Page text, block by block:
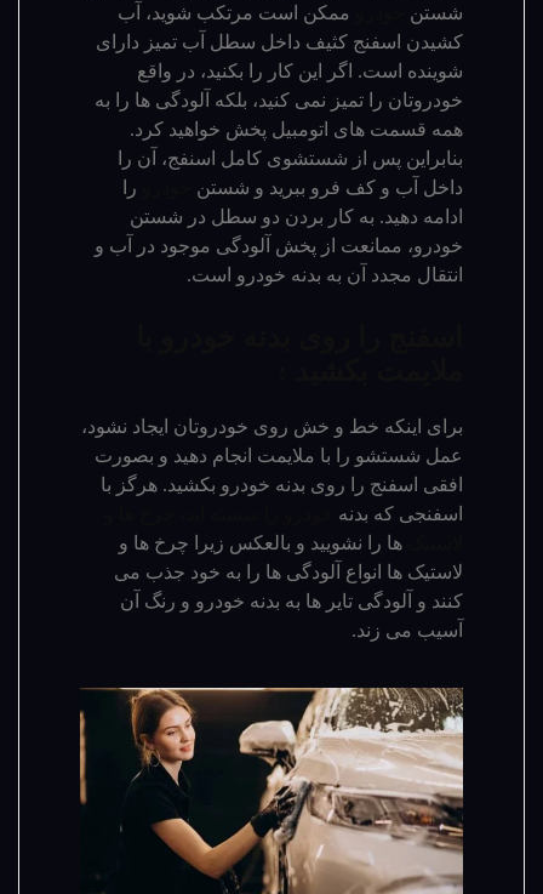
شستن
ممکن است مرتکب شوید، آب
کشیدن اسفنج کثیف داخل سطل آب تمیز دارای
شوینده است. اگر این کار را بکنید، در واقع
خودروتان را تمیز نمی کنید، بلکه آلودگی ها را به
همه قسمت های اتومبیل پخش خواهید کرد.
بنابراین پس از شستشوی کامل اسنفج، آن را
داخل آب و کف فرو ببرید و شستن
را
ادامه دهید. به کار بردن دو سطل در شستن
خودرو، ممانعت از پخش آلودگی موجود در آب و
انتقال مجدد آن به بدنه خودرو است.
برای اینکه خط و خش روی خودروتان ایجاد نشود،
عمل شستشو را با ملایمت انجام دهید و بصورت
افقی اسفنج را روی بدنه خودرو بکشید. هرگز با
اسفنجی که بدنه
ها را نشویید و بالعکس زیرا چرخ ها و
لاستیک ها انواع آلودگی ها را به خود جذب می
کنند و آلودگی تایر ها به بدنه خودرو و رنگ آن
آسیب می زند.